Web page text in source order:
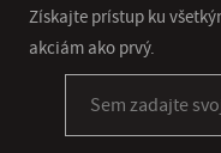
Získajte prístup ku
akciám ako prvý.